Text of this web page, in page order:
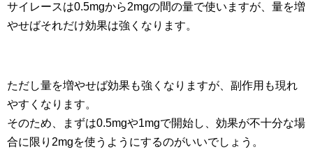
サイレースは0.5mgから2mgの間の量で使いますが、量を増
やせばそれだけ効果は強くなります。
ただし量を増やせば効果も強くなりますが、副作用も現れ
やすくなります。
そのため、まずは0.5mgや1mgで開始し、効果が不十分な場
合に限り2mgを使うようにするのがいいでしょう。